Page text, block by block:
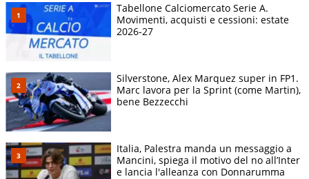
Tabellone Calciomercato Serie A.
Movimenti, acquisti e cessioni: estate
2026-27
Silverstone, Alex Marquez super in FP1.
Marc lavora per la Sprint (come Martin),
bene Bezzecchi
Italia, Palestra manda un messaggio a
Mancini, spiega il motivo del no all’Inter
e lancia l'alleanza con Donnarumma